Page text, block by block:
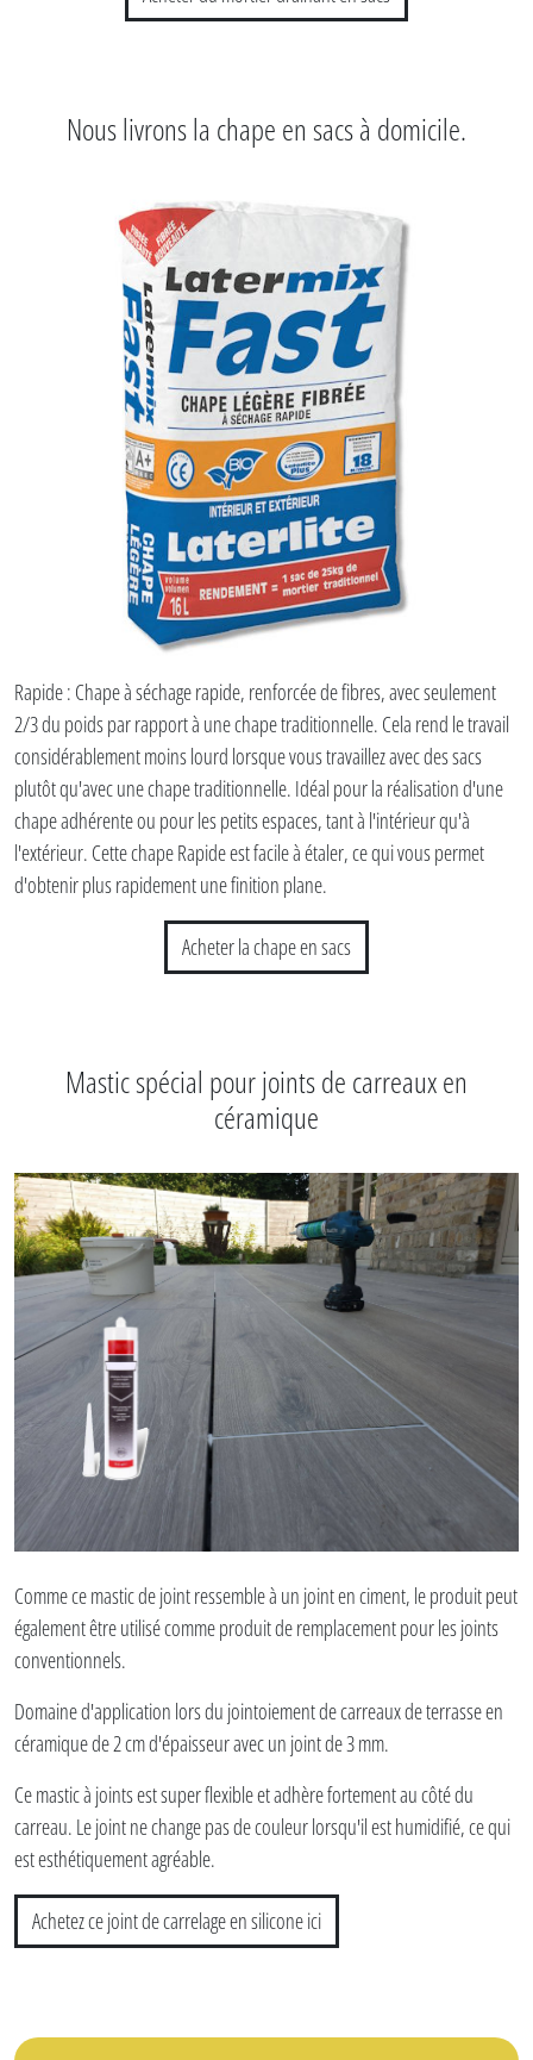
Nous livrons la chape en sacs à domicile.
Rapide : Chape à séchage rapide, renforcée de fibres, avec seulement
2/3 du poids par rapport à une chape traditionnelle. Cela rend le travail
considérablement moins lourd lorsque vous travaillez avec des sacs
plutôt qu'avec une chape traditionnelle. Idéal pour la réalisation d'une
chape adhérente ou pour les petits espaces, tant à l'intérieur qu'à
l'extérieur. Cette chape Rapide est facile à étaler, ce qui vous permet
d'obtenir plus rapidement une finition plane.
Acheter la chape en sacs
Mastic spécial pour joints de carreaux en
céramique
Comme ce mastic de joint ressemble à un joint en ciment, le produit peut
également être utilisé comme produit de remplacement pour les joints
conventionnels.
Domaine d'application lors du jointoiement de carreaux de terrasse en
céramique de 2 cm d'épaisseur avec un joint de 3 mm.
Ce mastic à joints est super flexible et adhère fortement au côté du
carreau. Le joint ne change pas de couleur lorsqu'il est humidifié, ce qui
est esthétiquement agréable.
Achetez ce joint de carrelage en silicone ici